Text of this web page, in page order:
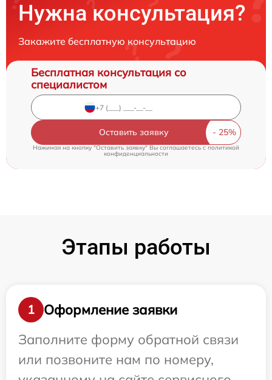
Нужна консультация?
Закажите бесплатную консультацию
Бесплатная консультация со
специалистом
Оставить заявку
Нажимая на кнопку "Оставить заявку" Вы соглашаетесь cполитикой
конфиденциальности
Этапы работы
1
Оформление заявки
Заполните форму обратной связи
или позвоните нам по номеру,